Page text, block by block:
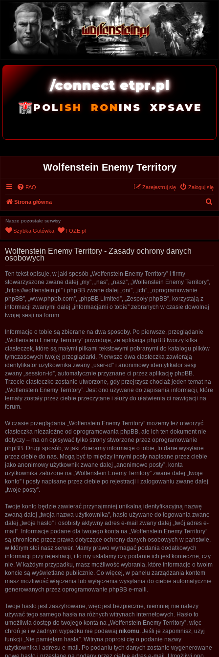
/connect etpr.pl
POL ISH RONINS XPSAVE
Wolfenstein Enemy Territory
FAQ Zaloguj się
Zarejestruj się
Strona główna
Nasze pozostałe serwisy
Szybka Gotówka FOZE.pl
Wolfenstein Enemy Territory - Zasady ochrony danych
osobowych
Ten tekst opisuje, w jaki sposób „Wolfenstein Enemy Territory” i firmy
stowarzyszone zwane dalej „my”, „nas”, „nasz”, „Wolfenstein Enemy Territory”,
„https://wolfenstein.pl” i phpBB zwane dalej „oni”, „ich”, „oprogramowanie
phpBB”, „www.phpbb.com”, „phpBB Limited”, „Zespoły phpBB”, korzystają z
informacji zwanymi dalej „informacjami o tobie” zebranych w czasie dowolnej
twojej sesji na forum.
Informacje o tobie są zbierane na dwa sposoby. Po pierwsze, przeglądanie
„Wolfenstein Enemy Territory” powoduje, że aplikacja phpBB tworzy kilka
ciasteczek, które są małymi plikami tekstowymi pobranymi do katalogu plików
tymczasowych twojej przeglądarki. Pierwsze dwa ciasteczka zawierają
identyfikator użytkownika zwany „user-id” i anonimowy identyfikator sesji
zwany „session-id”, automatycznie przyznane ci przez aplikację phpBB.
Trzecie ciasteczko zostanie utworzone, gdy przejrzysz chociaż jeden temat na
„Wolfenstein Enemy Territory”. Jest ono używane do zapisania informacji, które
tematy zostały przez ciebie przeczytane i służy do ułatwienia ci nawigacji na
forum.
W czasie przeglądania „Wolfenstein Enemy Territory” możemy też utworzyć
ciasteczka niezależne od oprogramowania phpBB, ale ich ten dokument nie
dotyczy – ma on opisywać tylko strony stworzone przez oprogramowanie
phpBB. Drugi sposób, w jaki zbieramy informacje o tobie, to dane wysyłane
przez ciebie do nas. Mogą być to między innymi posty napisane przez ciebie
jako anonimowy użytkownik zwane dalej „anonimowe posty”, konta
użytkownika założone na „Wolfenstein Enemy Territory” zwane dalej „twoje
konto” i posty napisane przez ciebie po rejestracji i zalogowaniu zwane dalej
„twoje posty”.
Twoje konto będzie zawierać przynajmniej unikalną identyfikacyjną nazwę
zwaną dalej „twoja nazwa użytkownika”, hasło używane do logowania zwane
dalej „twoje hasło” i osobisty aktywny adres e-mail zwany dalej „twój adres e-
mail”. Informacje podane dla twojego konta na „Wolfenstein Enemy Territory”
są chronione przez prawa dotyczące ochrony danych osobowych w państwie,
w którym stoi nasz serwer. Mamy prawo wymagać podania dodatkowych
informacji przy rejestracji, i to my ustalamy czy podanie ich jest konieczne, czy
nie. W każdym przypadku, masz możliwość wybrania, które informacje o twoim
koncie są wyświetlane publicznie. Co więcej, w panelu zarządzania kontem
masz możliwość włączenia lub wyłączenia wysyłania do ciebie automatycznie
generowanych przez oprogramowanie phpBB e-maili.
Twoje hasło jest zaszyfrowane, więc jest bezpieczne, niemniej nie należy
używać tego samego hasła na różnych witrynach internetowych. Hasło to
umożliwia dostęp do twojego konta na „Wolfenstein Enemy Territory”, więc
chroń je i w żadnym wypadku nie podawaj nikomu . Jeśli je zapomnisz, użyj
funkcji „Nie pamiętam hasła”. Witryna poprosi cię o podanie nazwy
użytkownika i adresu e-mail. Po podaniu tych danych zostanie wygenerowane